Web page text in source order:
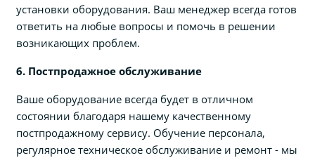
установки оборудования. Ваш менеджер всегда готов
ответить на любые вопросы и помочь в решении
возникающих проблем.
6. Постпродажное обслуживание
Ваше оборудование всегда будет в отличном
состоянии благодаря нашему качественному
постпродажному сервису. Обучение персонала,
регулярное техническое обслуживание и ремонт - мы